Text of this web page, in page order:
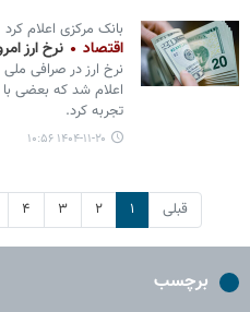
بانک مرکزی اعلام کرد
اقتصاد نرخ ارز امروز ۲۰ بهمن ۱۴۰۴ +
اعلام شد که بعضی
تجربه کرد.
۱۴۰۴-۱۱-۲۰ ۱۰:۵۶
قبلی ۱ ۲ ۳ ۴
برچسب